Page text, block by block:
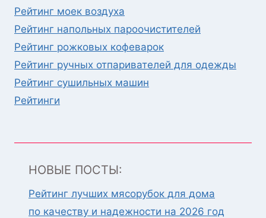
Рейтинг моек воздуха
Рейтинг напольных пароочистителей
Рейтинг рожковых кофеварок
Рейтинг ручных отпаривателей для одежды
Рейтинг сушильных машин
Рейтинги
НОВЫЕ ПОСТЫ:
Рейтинг лучших мясорубок для дома
по качеству и надежности на 2026 год